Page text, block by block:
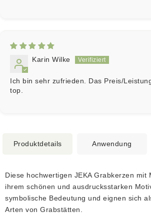
Karin Wilke
Ich bin sehr zufrieden. Das Preis/
top.
Produktdetails Anwendung
Diese hochwertigen JEKA Grabkerzen mit
ihrem schönen und ausdrucksstarken
symbolische Bedeutung und eignen sich
Arten von Grabstätten.